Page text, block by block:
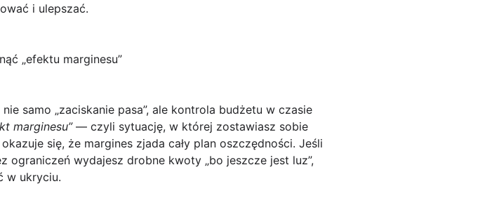
i ulepszać.
„efektu marginesu”
samo „zaciskanie pasa”, ale kontrola budżetu w czasie
marginesu”— czyli sytuację, w której zostawiasz sobie
się, że margines zjada cały plan oszczędności. Jeśli
ograniczeń wydajesz drobne kwoty „bo jeszcze jest luz”,
w ukryciu.